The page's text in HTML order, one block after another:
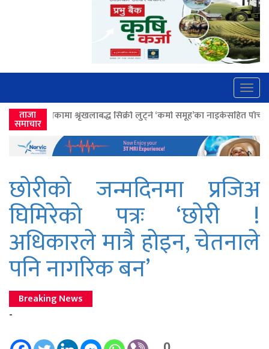
ताजा
समाचार
सिक्री लुट्ने ‘कर्मा समूह’का नाइकेसहित पाँच पक्राउ >>लोकतान्त्रिक
छोरीको जन्मदिनमा प्रजिअ
घिमिरेको पत्रः ‘छोरी !
अधिकारले मात्रै होइन, चेतनाले
पनि नागरिक बन’
Breaking News
-